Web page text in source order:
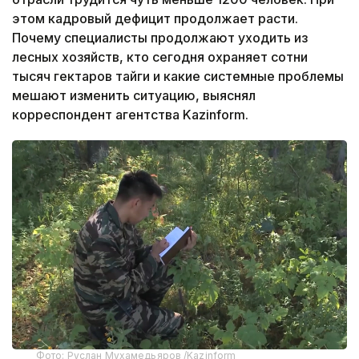
этом кадровый дефицит продолжает расти.
Почему специалисты продолжают уходить из
лесных хозяйств, кто сегодня охраняет сотни
тысяч гектаров тайги и какие системные проблемы
мешают изменить ситуацию, выяснял
корреспондент агентства Kazinform.
Фото: Руслан Мухамедьяров /Kazinform